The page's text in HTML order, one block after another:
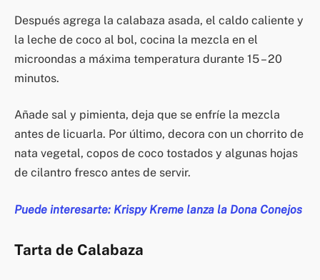
Después agrega la calabaza asada, el caldo caliente y
la leche de coco al bol, cocina la mezcla en el
microondas a máxima temperatura durante 15 – 20
minutos.
Añade sal y pimienta, deja que se enfríe la mezcla
antes de licuarla. Por último, decora con un chorrito de
nata vegetal, copos de coco tostados y algunas hojas
de cilantro fresco antes de servir.
Puede interesarte: Krispy Kreme lanza la Dona Conejos
Tarta de Calabaza